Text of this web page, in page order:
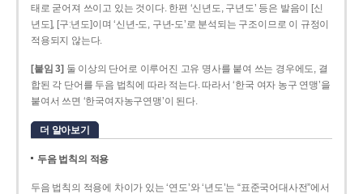
태로 굳어져 쓰이고 있는 것이다. 한편 ‘신년도, 구년도’ 등은 발음이 [신
년도], [구ː년도]이며 ‘신년­-도, 구년-­도’로 분석되는 구조이므로 이 규정이
적용되지 않는다.
[붙임 3] 둘 이상의 단어로 이루어진 고유 명사를 붙여 쓰는 경우에도, 결
합된 각 단어를 두음 법칙에 따라 적는다. 따라서 ‘한국 여자 농구 연맹’을
붙여서 쓰면 ‘한국여자농구연맹’이 된다.
더 알아보기
두음 법칙의 적용
두음 법칙의 적용에 차이가 있는 ‘연도’와 ‘년도’는 “표준국어대사전”에서